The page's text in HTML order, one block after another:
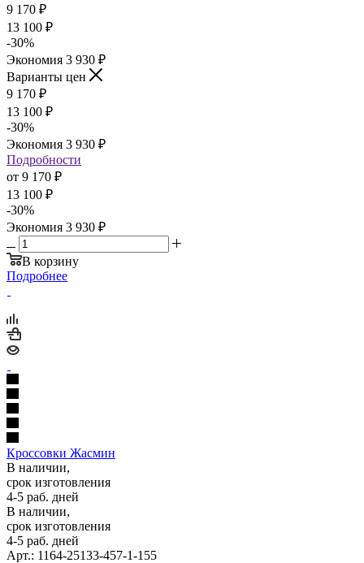
9 170 ₽
13 100 ₽
-30%
Экономия 3 930 ₽
Варианты цен
9 170 ₽
13 100 ₽
-30%
Экономия 3 930 ₽
Подробности
от 9 170 ₽
13 100 ₽
-30%
Экономия 3 930 ₽
В корзину
Подробнее
Кроссовки Жасмин
В наличии,
срок изготовления
4-5 раб. дней
В наличии,
срок изготовления
4-5 раб. дней
Арт.: 1164-25133-457-1-155